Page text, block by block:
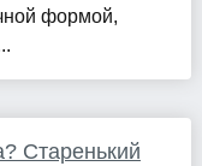
формой,
Старенький